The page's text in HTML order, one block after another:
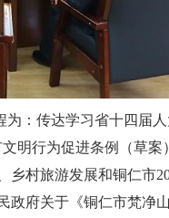
：传达学习省十四届
明行为促进条例（草
村旅游发展和铜仁市
府关于《铜仁市梵净